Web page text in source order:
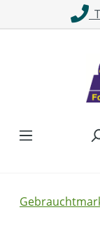
Zum Hauptinhalt